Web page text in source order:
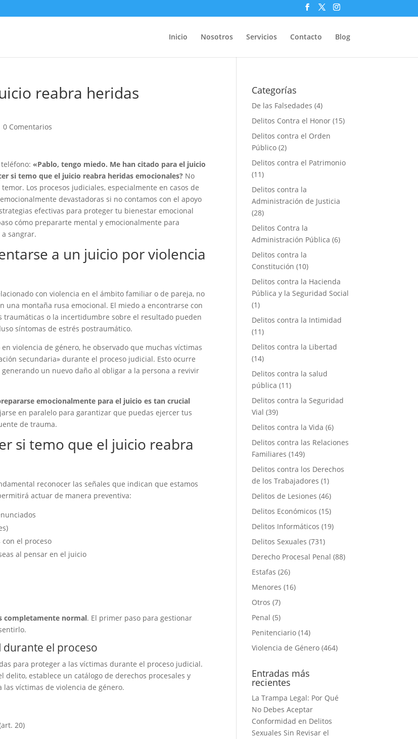
Inicio Nosotros Servicios Contacto Blog
reabra heridas
0 Comentarios
«Pablo, tengo miedo. Me han citado para el juicio
si temo que el juicio reabra heridas emocionales? No
Los procesos judiciales, especialmente en casos de
devastadoras si no contamos con el apoyo
efectivas para proteger tu bienestar emocional
cómo prepararte mental y emocionalmente para
sangrar.
a un juicio por violencia
con violencia en el ámbito familiar o de pareja, no
una montaña rusa emocional. El miedo a encontrarse con
o la incertidumbre sobre el resultado pueden
síntomas de estrés postraumático.
violencia de género, he observado que muchas víctimas
secundaria» durante el proceso judicial. Esto ocurre
un nuevo daño al obligar a la persona a revivir
emocionalmente para el juicio es tan crucial
en paralelo para garantizar que puedas ejercer tus
de trauma.
si temo que el juicio reabra
reconocer las señales que indican que estamos
actuar de manera preventiva:
el proceso
al pensar en el juicio
completamente normal. El primer paso para gestionar
durante el proceso
para proteger a las víctimas durante el proceso judicial.
delito, establece un catálogo de derechos procesales y
víctimas de violencia de género.
20)
Categorías
De las Falsedades (4)
Delitos Contra el Honor (15)
Delitos contra el Orden
Público (2)
Delitos contra el Patrimonio
(11)
Delitos contra la
Administración de Justicia
(28)
Delitos Contra la
Administración Pública (6)
Delitos contra la
Constitución (10)
Delitos contra la Hacienda
Pública y la Seguridad Social
(1)
Delitos contra la Intimidad
(11)
Delitos contra la Libertad
(14)
Delitos contra la salud
pública (11)
Delitos contra la Seguridad
Vial (39)
Delitos contra la Vida (6)
Delitos contra las Relaciones
Familiares (149)
Delitos contra los Derechos
de los Trabajadores (1)
Delitos de Lesiones (46)
Delitos Económicos (15)
Delitos Informáticos (19)
Delitos Sexuales (731)
Derecho Procesal Penal (88)
Estafas (26)
Menores (16)
Otros (7)
Penal (5)
Penitenciario (14)
Violencia de Género (464)
Entradas más
recientes
La Trampa Legal: Por Qué
No Debes Aceptar
Conformidad en Delitos
Sexuales Sin Revisar el